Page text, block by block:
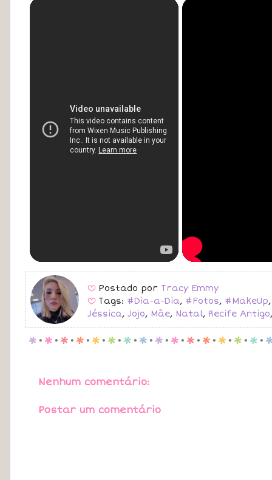
B Postado por Tracy Emmy
B Tags: #Dia-a-Dia, #Fotos, #MakeUp
Jéssica, Jojo, Mãe, Natal, Recife Antigo
p . p . p . p . p . p . p . p . p . p . p . p . p . p . p .
Nenhum comentário:
Postar um comentário